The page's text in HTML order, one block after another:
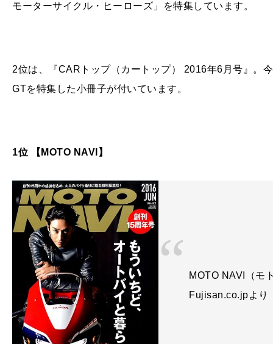
モーターサイクル・ヒーローズ」を特集しています。
2位は、『CARトップ（カートップ） 2016年6月号』。
GTを特集した小冊子が付いています。
1位 【MOTO NAVI】
MOTO NAVI（モ
Fujisan.co.jpより